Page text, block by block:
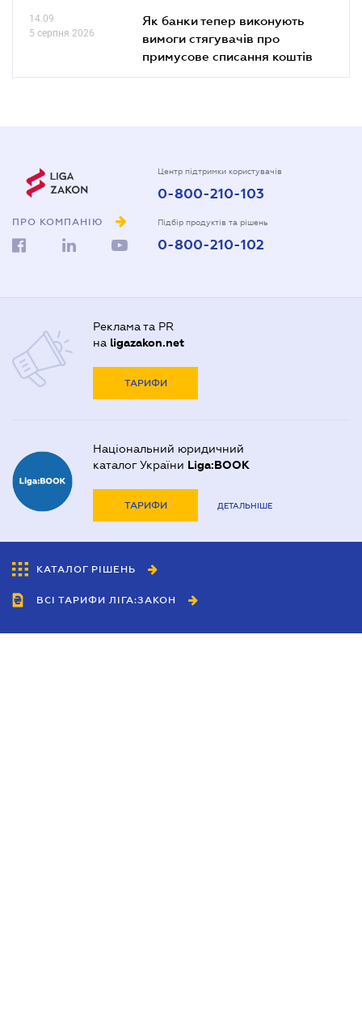
14.09
5 серпня 2026
Як банки тепер виконують
вимоги стягувачів про
примусове списання коштів
ПРО КОМПАНІЮ
Центр підтримки користувачів
0-800-210-103
Підбір продуктів та рішень
0-800-210-102
Реклама та PR
на ligazakon.net
ТАРИФИ
Національний юридичний
каталог України Liga:BOOK
ТАРИФИ ДЕТАЛЬНІШЕ
КАТАЛОГ РІШЕНЬ
ВСІ ТАРИФИ ЛІГА:ЗАКОН